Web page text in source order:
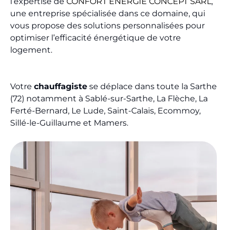
une entreprise spécialisée dans ce domaine, qui
vous propose des solutions personnalisées pour
optimiser l’efficacité énergétique de votre
logement.
Votre chauffagiste se déplace dans toute la Sarthe
(72) notamment à Sablé-sur-Sarthe, La Flèche, La
Ferté-Bernard, Le Lude, Saint-Calais, Ecommoy,
Sillé-le-Guillaume et Mamers.